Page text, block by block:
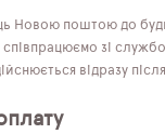
Новою поштою до
зі
відразу